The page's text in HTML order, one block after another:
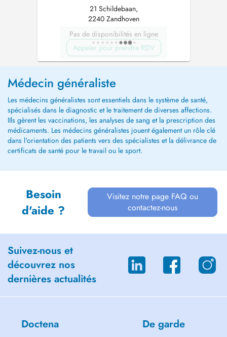
21 Schildebaan,
2240 Zandhoven
Pas de disponibilités en ligne
Appeler pour prendre RDV
Médecin généraliste
Les médecins généralistes sont essentiels dans le système de santé,
spécialisés dans le diagnostic et le traitement de diverses affections.
IIls gèrent les vaccinations, les analyses de sang et la prescription des
médicaments. Les médecins généralistes jouent également un rôle clé
dans l'orientation des patients vers des spécialistes et la délivrance de
certificats de santé pour le travail ou le sport.
Besoin
d'aide ?
Visitez notre page FAQ ou
contactez-nous
Suivez-nous et
découvrez nos
dernières actualités
Doctena De garde